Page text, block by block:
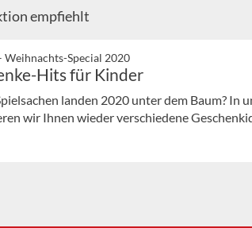
empfiehlt
Weihnachts-Special 2020
Hits für Kinder
landen 2020 unter dem Baum? In
wir Ihnen wieder verschiedene